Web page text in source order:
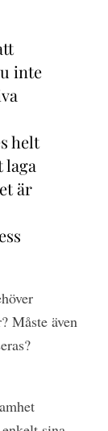
inte
helt
är
Måste även